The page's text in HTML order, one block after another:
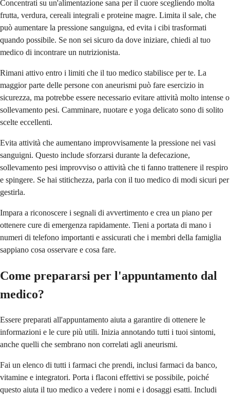
Concentrati su un'alimentazione sana per il cuore scegliendo molta
frutta, verdura, cereali integrali e proteine magre. Limita il sale, che
può aumentare la pressione sanguigna, ed evita i cibi trasformati
quando possibile. Se non sei sicuro da dove iniziare, chiedi al tuo
medico di incontrare un nutrizionista.
Rimani attivo entro i limiti che il tuo medico stabilisce per te. La
maggior parte delle persone con aneurismi può fare esercizio in
sicurezza, ma potrebbe essere necessario evitare attività molto intense o
sollevamento pesi. Camminare, nuotare e yoga delicato sono di solito
scelte eccellenti.
Evita attività che aumentano improvvisamente la pressione nei vasi
sanguigni. Questo include sforzarsi durante la defecazione,
sollevamento pesi improvviso o attività che ti fanno trattenere il respiro
e spingere. Se hai stitichezza, parla con il tuo medico di modi sicuri per
gestirla.
Impara a riconoscere i segnali di avvertimento e crea un piano per
ottenere cure di emergenza rapidamente. Tieni a portata di mano i
numeri di telefono importanti e assicurati che i membri della famiglia
sappiano cosa osservare e cosa fare.
Come prepararsi per l'appuntamento dal
medico?
Essere preparati all'appuntamento aiuta a garantire di ottenere le
informazioni e le cure più utili. Inizia annotando tutti i tuoi sintomi,
anche quelli che sembrano non correlati agli aneurismi.
Fai un elenco di tutti i farmaci che prendi, inclusi farmaci da banco,
vitamine e integratori. Porta i flaconi effettivi se possibile, poiché
questo aiuta il tuo medico a vedere i nomi e i dosaggi esatti. Includi